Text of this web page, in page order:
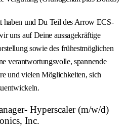
haben und Du Teil des Arrow ECS-
uns auf Deine aussagekräftige
sowie des frühestmöglichen
verantwortungsvolle, spannende
und vielen Möglichkeiten, sich
Hyperscaler (m/w/d)
Inc.